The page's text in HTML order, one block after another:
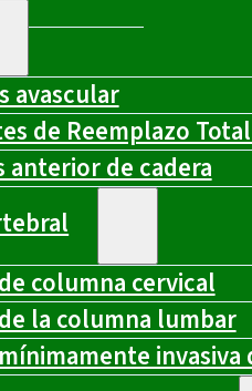
avascular
de Reemplazo
anterior de cadera
columna cervical
la columna lumbar